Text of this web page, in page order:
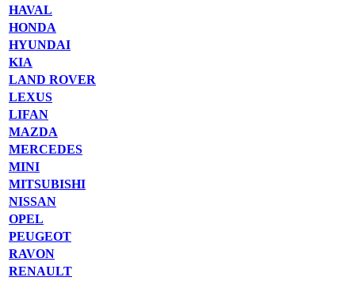
HAVAL
HONDA
HYUNDAI
KIA
LAND ROVER
LEXUS
LIFAN
MAZDA
MERCEDES
MINI
MITSUBISHI
NISSAN
OPEL
PEUGEOT
RAVON
RENAULT